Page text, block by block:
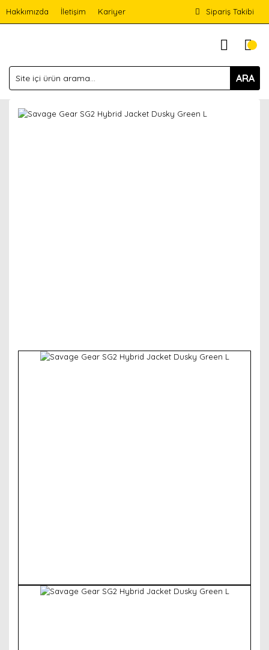
Hakkımızda İletişim Kariyer Sipariş Takibi
ARA